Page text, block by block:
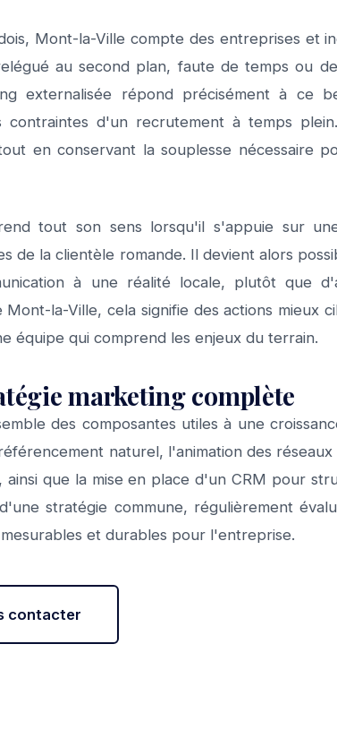
Mont-la-Ville compte des entreprises et
au second plan, faute de temps ou
externalisée répond précisément à ce
contraintes d'un recrutement à temps
en conservant la souplesse nécessaire
tout son sens lorsqu'il s'appuie sur
de la clientèle romande. Il devient alors
à une réalité locale, plutôt que
Mont-la-Ville, cela signifie des actions mieux
équipe qui comprend les enjeux du terrain.
marketing complète
des composantes utiles à une
naturel, l'animation des réseaux
que la mise en place d'un CRM pour
stratégie commune, régulièrement
et durables pour l'entreprise.
contacter